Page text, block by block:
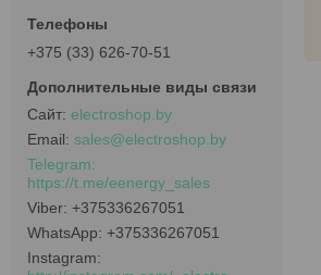
+375 (33) 626-70-51
electroshop.by
sales@electroshop.by
https://t.me/eenergy_sales
+375336267051
+375336267051
Instagram